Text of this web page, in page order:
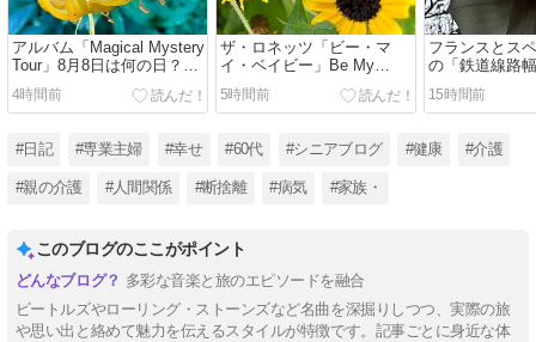
アルバム「Magical Mystery
Tour」8月8日は何の日？
（アビイロードの横断歩道
写真の日！ ）
4時間前
ザ・ロネッツ「ビー・マ
イ・ベイビー」Be My
Baby, The Ronettes
5時間前
フランスとス
の「鉄道線路
町」でひどい
15時間前
#日記 #専業主婦 #幸せ #60代 #シニアブログ #健康 #介護
#親の介護 #人間関係 #断捨離 #病気 #家族・
このブログのここがポイント
多彩な音楽と旅のエピソードを融合
ビートルズやローリング・ストーンズなど名曲を深掘りしつつ、実際の旅
や思い出と絡めて魅力を伝えるスタイルが特徴です。記事ごとに身近な体